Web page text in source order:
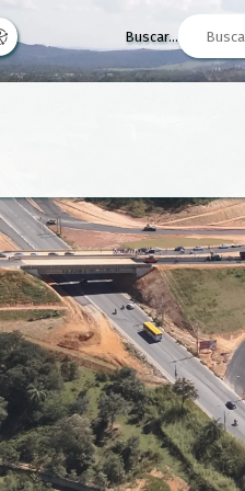
Buscar...